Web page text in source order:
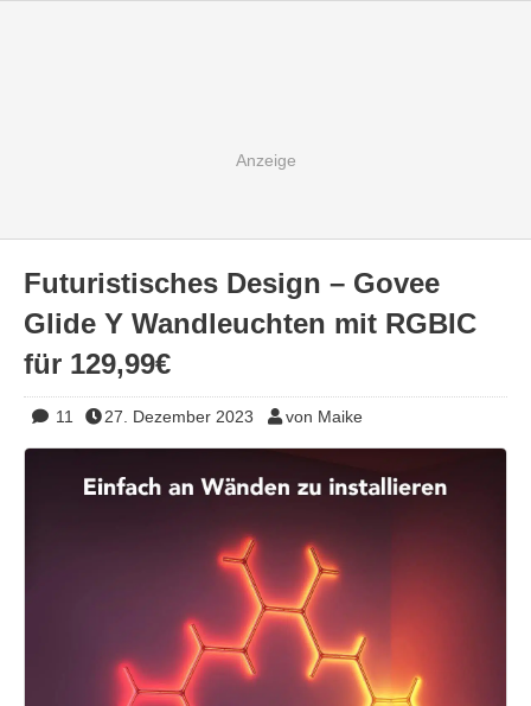
Futuristisches Design – Govee
Glide Y Wandleuchten mit RGBIC
für 129,99€
11 27. Dezember 2023 von Maike